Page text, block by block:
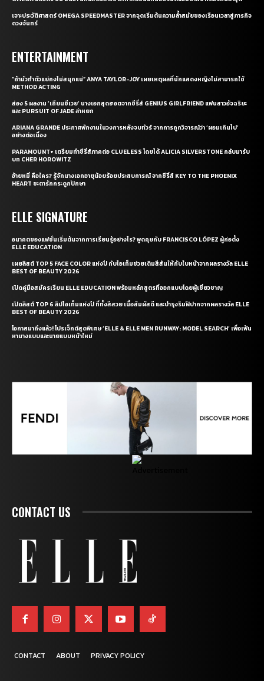
เจาะประวัติศาสตร์ OMEGA SPEEDMASTER จากจุดเริ่มต้นความล้ำสมัยของเรือนเวลาสู่ภารกิจ
ดวงจันทร์
ENTERTAINMENT
“ถ้ามัวทำตัวแย่คงไม่สนุกแน่” ANYA TAYLOR-JOY เผยเหตุผลที่นักแสดงหญิงไม่สามารถใช้
METHOD ACTING
ส่อง 5 ผลงาน ‘เถียนซีเวย’ นางเอกสุดฮอตจากซีรี่ส์ GENIUS GIRLFRIEND แฟนสาวอัจฉริยะ
และ PURSUIT OF JADE ล่าหยก
ARIANA GRANDE ประกาศพักงานในวงการหลังจบทัวร์ จากการถูกวิจารณ์ว่า ‘ผอมเกินไป’
อย่างต่อเนื่อง
PARAMOUNT+ เตรียมทำซีรี่ส์ภาคต่อ CLUELESS โดยได้ ALICIA SILVERSTONE กลับมารับ
บท CHER HOROWITZ
อ้ายหมี่ คือใคร? รู้จักนางเอกอายุน้อยร้อยประสบการณ์ จากซีรี่ส์ KEY TO THE PHOENIX
HEART ชะตารักกระดูกปักษา
ELLE SIGNATURE
อนาคตของแฟชั่นเริ่มต้นจากการเรียนรู้อย่างไร? พูดคุยกับ FRANCISCO LÓPEZ ผู้ก่อตั้ง
ELLE EDUCATION
เผยลิสต์ TOP 5 FACE COLOR แห่งปี กับไอเท็มช่วยเติมสีสันให้กับใบหน้าจากผลรางวัล ELLE
BEST OF BEAUTY 2026
เปิดคู่มือสมัครเรียน ELLE EDUCATION พร้อมหลักสูตรที่ออกแบบโดยผู้เชี่ยวชาญ
เปิดลิสต์ TOP 6 ลิปไอเท็มแห่งปี ที่ทั้งสีสวย เนื้อสัมผัสดี และบำรุงริมฝีปากจากผลรางวัล ELLE
BEST OF BEAUTY 2026
โอกาสมาถึงแล้ว! โปรเจ็กต์สุดพิเศษ ‘ELLE & ELLE MEN RUNWAY: MODEL SEARCH’ เพื่อเฟ้น
หานางแบบและนายแบบหน้าใหม่
CONTACT US
CONTACT ABOUT PRIVACY POLICY